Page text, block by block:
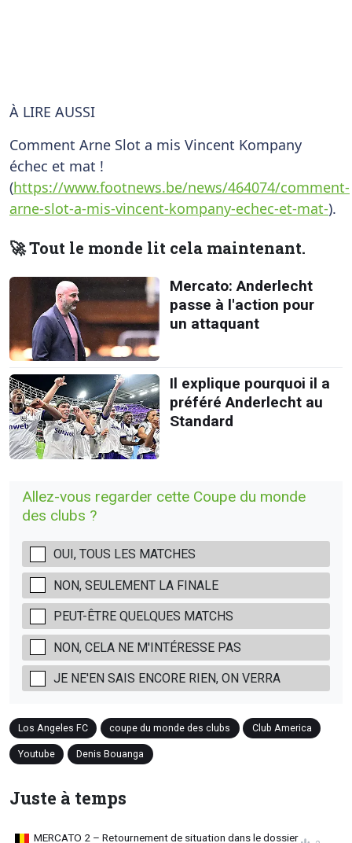
À LIRE AUSSI
Comment Arne Slot a mis Vincent Kompany
échec et mat !
(https://www.footnews.be/news/464074/comment-
arne-slot-a-mis-vincent-kompany-echec-et-mat-).
🚀 Tout le monde lit cela maintenant.
Mercato: Anderlecht
passe à l'action pour
un attaquant
Il explique pourquoi il a
préféré Anderlecht au
Standard
Allez-vous regarder cette Coupe du monde
des clubs ?
OUI, TOUS LES MATCHES
NON, SEULEMENT LA FINALE
PEUT-ÊTRE QUELQUES MATCHS
NON, CELA NE M'INTÉRESSE PAS
JE NE'EN SAIS ENCORE RIEN, ON VERRA
Los Angeles FC coupe du monde des clubs Club America
Youtube Denis Bouanga
Juste à temps
MERCATO 2 – Retournement de situation dans le dossier